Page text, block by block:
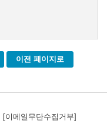
이전 페이지로
[이메일무단수집거부]